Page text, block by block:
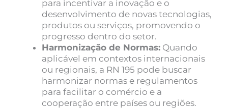
para incentivar a inovação e o
desenvolvimento de novas tecnologias,
produtos ou serviços, promovendo o
progresso dentro do setor.
Harmonização de Normas: Quando
aplicável em contextos internacionais
ou regionais, a RN 195 pode buscar
harmonizar normas e regulamentos
para facilitar o comércio e a
cooperação entre países ou regiões.